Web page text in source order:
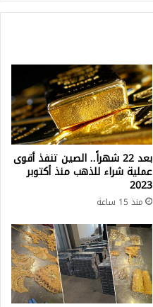
بعد 22 شهراً.. الصين تنفذ أقوى
عملية شراء للذهب منذ أكتوبر
2023
منذ 15 ساعة